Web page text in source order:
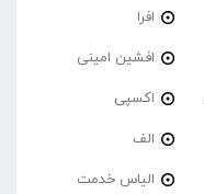
افرا
افشین امینی
اکسپی
الف
الیاس خدمت